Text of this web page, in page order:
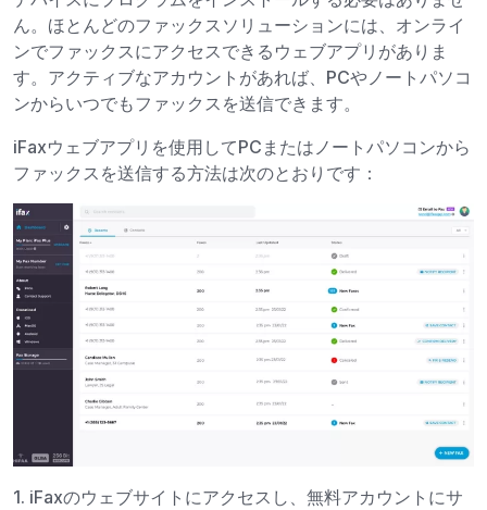
ん。ほとんどのファックスソリューションには、オンライ
ンでファックスにアクセスできるウェブアプリがありま
す。アクティブなアカウントがあれば、PCやノートパソコ
ンからいつでもファックスを送信できます。
iFaxウェブアプリを使用してPCまたはノートパソコンから
ファックスを送信する方法は次のとおりです：
1. iFaxのウェブサイトにアクセスし、無料アカウントにサ